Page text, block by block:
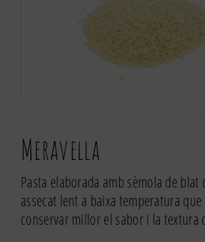
Meravella
Pasta elaborada amb sèmola de
assecat lent a baixa temperatura
conservar millor el sabor i la textura